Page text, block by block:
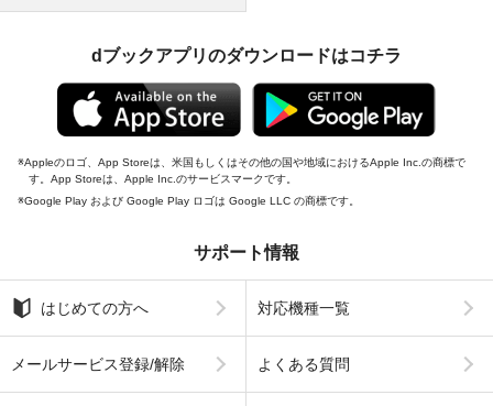
dブックアプリのダウンロードはコチラ
Appleのロゴ、App Storeは、米国もしくはその他の国や地域におけるApple Inc.の商標で
す。App Storeは、Apple Inc.のサービスマークです。
Google Play および Google Play ロゴは Google LLC の商標です。
サポート情報
はじめての方へ 対応機種一覧
メールサービス登録/解除 よくある質問